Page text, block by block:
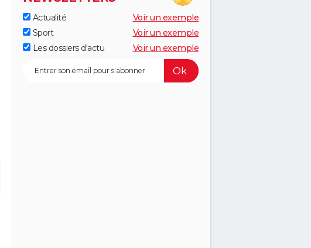
Actualité
Voir un exemple
Sport
Voir un exemple
Les dossiers d'actu
Voir un exemple